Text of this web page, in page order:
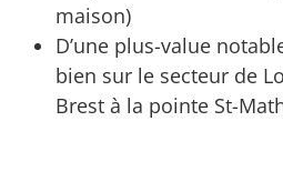
maison)
D’une plus-value
bien sur le secteur de
Brest à la pointe St-